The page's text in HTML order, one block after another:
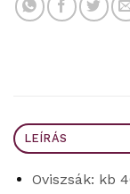
LEÍRÁS
Oviszsák: kb